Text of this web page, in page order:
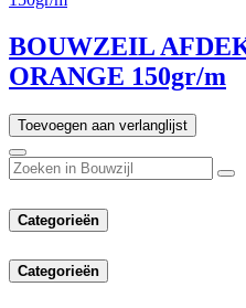
BOUWZEIL
ORANGE 150gr/m
Toevoegen aan verlanglijst
Categorieën
Categorieën